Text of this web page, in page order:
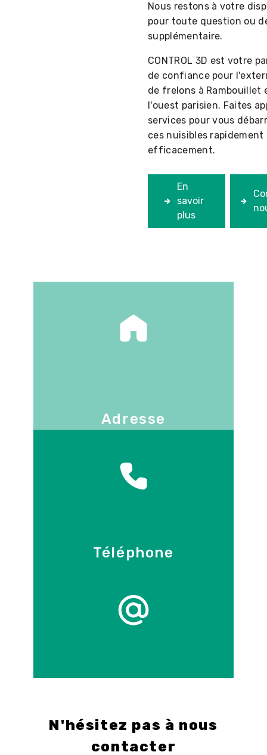
Nous restons à votre
pour toute question ou
supplémentaire.
CONTROL 3D est votre
de confiance pour
de frelons à Rambouillet
l'ouest parisien. Faites
services pour vous
ces nuisibles rapidement
efficacement.
En
savoir
plus
Adresse
Téléphone
N'hésitez pas à nous
contacter